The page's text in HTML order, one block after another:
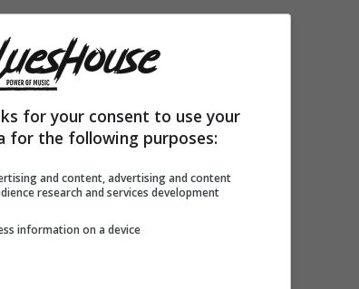
di lui
for your consent to use your
for the following purposes:
and content, advertising and content
research and services development
information on a device